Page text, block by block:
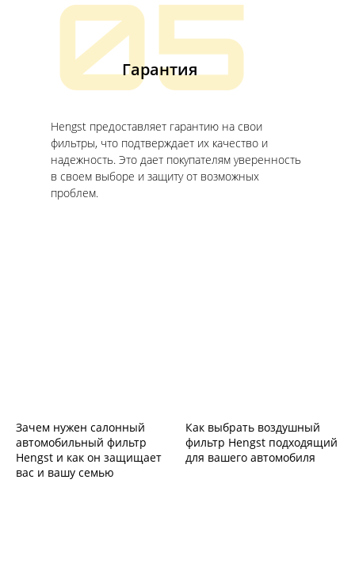
05
Гарантия
Hengst предоставляет гарантию на свои
фильтры, что подтверждает их качество и
надежность. Это дает покупателям уверенность
в своем выборе и защиту от возможных
проблем.
Зачем нужен салонный
автомобильный фильтр
Hengst и как он защищает
вас и вашу семью
Как выбрать воздушный
фильтр Hengst подходящий
для вашего автомобиля